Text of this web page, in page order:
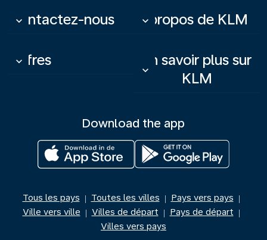
Contactez-nous
keyboard_arrow_down À propos de KLM
keyboard_arrow_down
Offres
keyboard_arrow_down
En savoir plus sur
KLM
keyboard_arrow_down
Download the app
Tous les pays | Toutes les villes | Pays vers pays |
Ville vers ville | Villes de départ | Pays de départ |
Villes vers pays